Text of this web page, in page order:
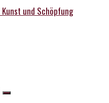
und Schöpfung
Search